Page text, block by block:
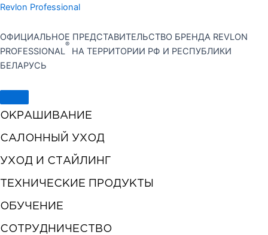
Перейти
содержимому
Revlon Professional
ОФИЦИАЛЬНОЕ ПРЕДСТАВИТЕЛЬСТВО БРЕНДА REVLON
PROFESSIONAL
®
НА ТЕРРИТОРИИ РФ И РЕСПУБЛИКИ
БЕЛАРУСЬ
ОКРАШИВАНИЕ
САЛОННЫЙ УХОД
УХОД И СТАЙЛИНГ
ТЕХНИЧЕСКИЕ ПРОДУКТЫ
ОБУЧЕНИЕ
СОТРУДНИЧЕСТВО